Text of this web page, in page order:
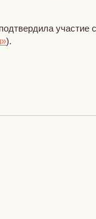
участие
).